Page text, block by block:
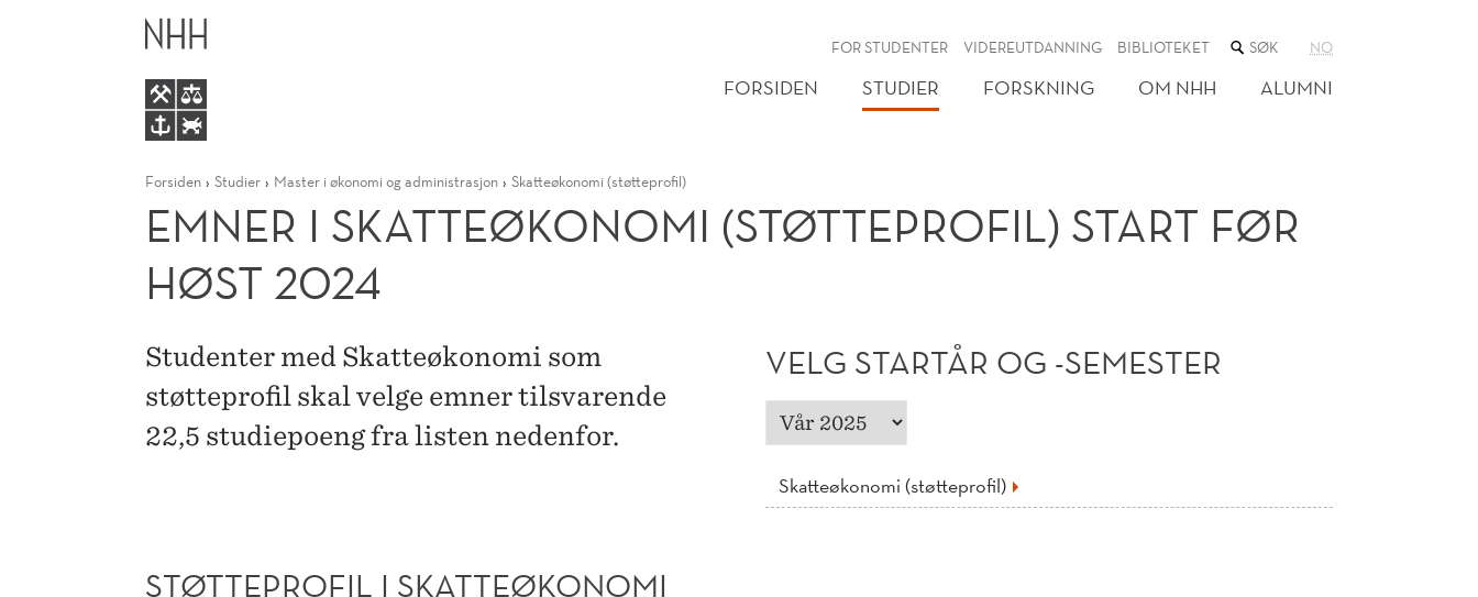
EMNER
SKATTEØKONOMI
(STØTTEPROFIL)
FOR STUDENTER VIDEREUTDANNING BIBLIOTEKET SØK
NETTSTEDET
NO
FORSIDEN STUDIER FORSKNING OM NHH ALUMNI
Forsiden Studier Master i økonomi og administrasjon Skatteøkonomi (støtteprofil)
EMNER I SKATTEØKONOMI (STØTTEPROFIL) START FØR
HØST 2024
Studenter med Skatteøkonomi som
støtteprofil skal velge emner tilsvarende
22,5 studiepoeng fra listen nedenfor.
VELG STARTÅR OG -SEMESTER
Skatteøkonomi (støtteprofil)
STØTTEPROFIL I SKATTEØKONOMI